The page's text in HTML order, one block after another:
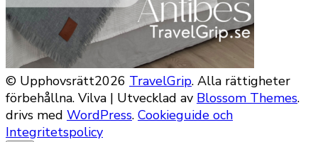
© Upphovsrätt2026 TravelGrip. Alla rättigheter
förbehållna. Vilva | Utvecklad av Blossom Themes.
drivs med WordPress. Cookieguide och
Integritetspolicy